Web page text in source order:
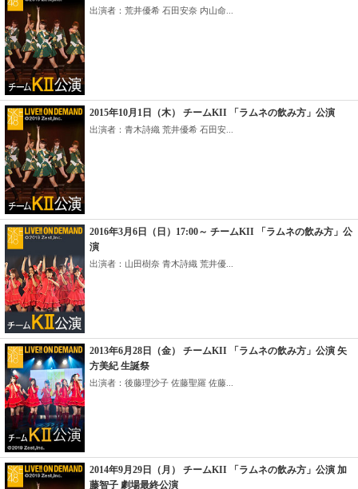
出演者：荒井優希 石田安奈 内山命...
2015年10月1日（木） チームKII 「ラムネの飲み方」公演
出演者：青木詩織 荒井優希 石田安...
2016年3月6日（日）17:00～ チームKII 「ラムネの飲み方」公
演
出演者：山田樹奈 青木詩織 荒井優...
2013年6月28日（金） チームKII 「ラムネの飲み方」公演 矢
方美紀 生誕祭
出演者：後藤理沙子 佐藤聖羅 佐藤...
2014年9月29日（月） チームKII 「ラムネの飲み方」公演 加
藤智子 劇場最終公演